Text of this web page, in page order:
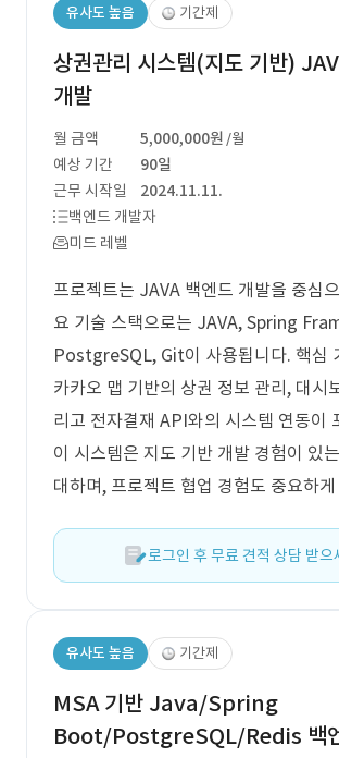
유사도 높음 기간제
상권관리 시스템(지도 기반)
개발
월 금액 5,000,000원 /월
예상 기간
90일
근무 시작일
2024.11.11.
백엔드 개발자
미드 레벨
프로젝트는 JAVA 백엔드 개발을 중심
요 기술 스택으로는 JAVA, Spring
PostgreSQL, Git이 사용됩니다. 핵심
카카오 맵 기반의 상권 정보 관리, 대시
리고 전자결재 API와의 시스템 연동이
이 시스템은 지도 기반 개발 경험이 있
대하며, 프로젝트 협업 경험도 중요하
로그인 후 무료 견적 상담 받으
유사도 높음 기간제
MSA 기반 Java/Spring
Boot/PostgreSQL/Redis 백